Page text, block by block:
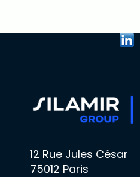
12 Rue Jules César
75012 Paris